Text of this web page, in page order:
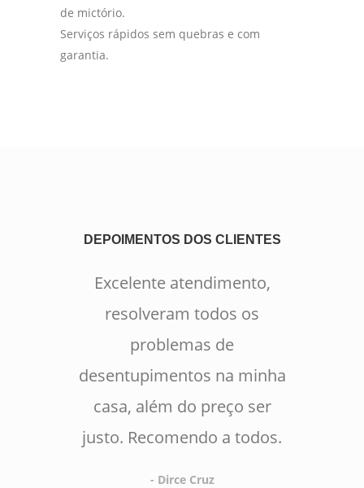
de mictório.
Serviços rápidos sem quebras e com
garantia.
DEPOIMENTOS DOS CLIENTES
Excelente atendimento,
resolveram todos os
problemas de
desentupimentos na minha
casa, além do preço ser
justo. Recomendo a todos.
- Dirce Cruz